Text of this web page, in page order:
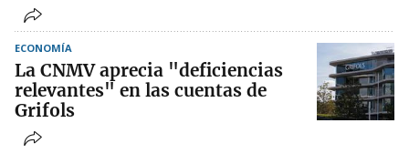
ECONOMÍA
La CNMV aprecia "deficiencias
relevantes" en las cuentas de
Grifols